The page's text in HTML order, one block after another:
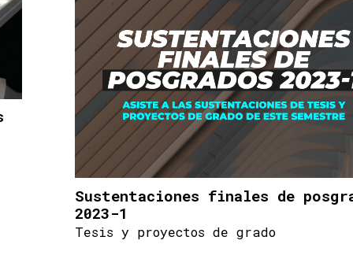
Sustentaciones finales de
2023-1
Tesis y proyectos de grado